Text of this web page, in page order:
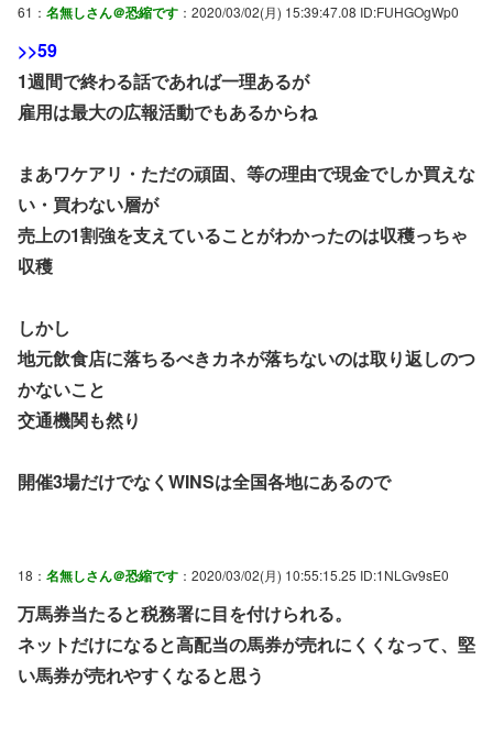
61： 名無しさん＠恐縮です ：2020/03/02(月) 15:39:47.08 ID:FUHGOgWp0
>>59
1週間で終わる話であれば一理あるが
雇用は最大の広報活動でもあるからね
まあワケアリ・ただの頑固、等の理由で現金でしか買えな
い・買わない層が
売上の1割強を支えていることがわかったのは収穫っちゃ
収穫
しかし
地元飲食店に落ちるべきカネが落ちないのは取り返しのつ
かないこと
交通機関も然り
開催3場だけでなくWINSは全国各地にあるので
18： 名無しさん＠恐縮です ：2020/03/02(月) 10:55:15.25 ID:1NLGv9sE0
万馬券当たると税務署に目を付けられる。
ネットだけになると高配当の馬券が売れにくくなって、堅
い馬券が売れやすくなると思う